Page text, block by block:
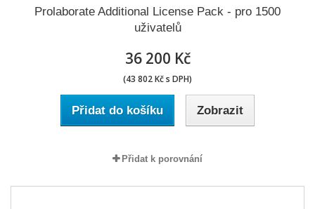
Prolaborate Additional License Pack - pro 1500
uživatelů
36 200 Kč
(43 802 Kč s DPH)
Přidat do košíku Zobrazit
Přidat k porovnání